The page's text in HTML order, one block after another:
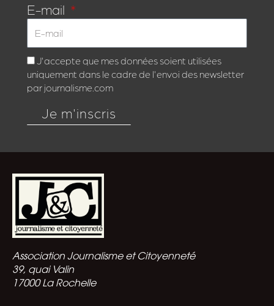
E-mail
J'accepte que mes données soient utilisées
uniquement dans le cadre de l'envoi des newsletter
par journalisme.com
Je m'inscris
Association Journalisme et Citoyenneté
39, quai Valin
17000 La Rochelle